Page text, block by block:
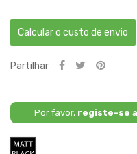
Calcular o custo de envio
Partilhar
Por favor, registe-se